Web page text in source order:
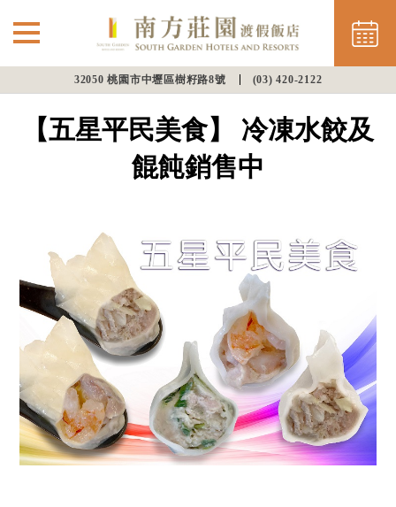
32050 桃園市中壢區樹籽路8號 (03) 420-2122
最新消息 ⌵
會議渡假
幸福婚宴
飯店設施
南方聯誼會 ⌵
【五星平民美食】 冷凍水餃及
餛飩銷售中